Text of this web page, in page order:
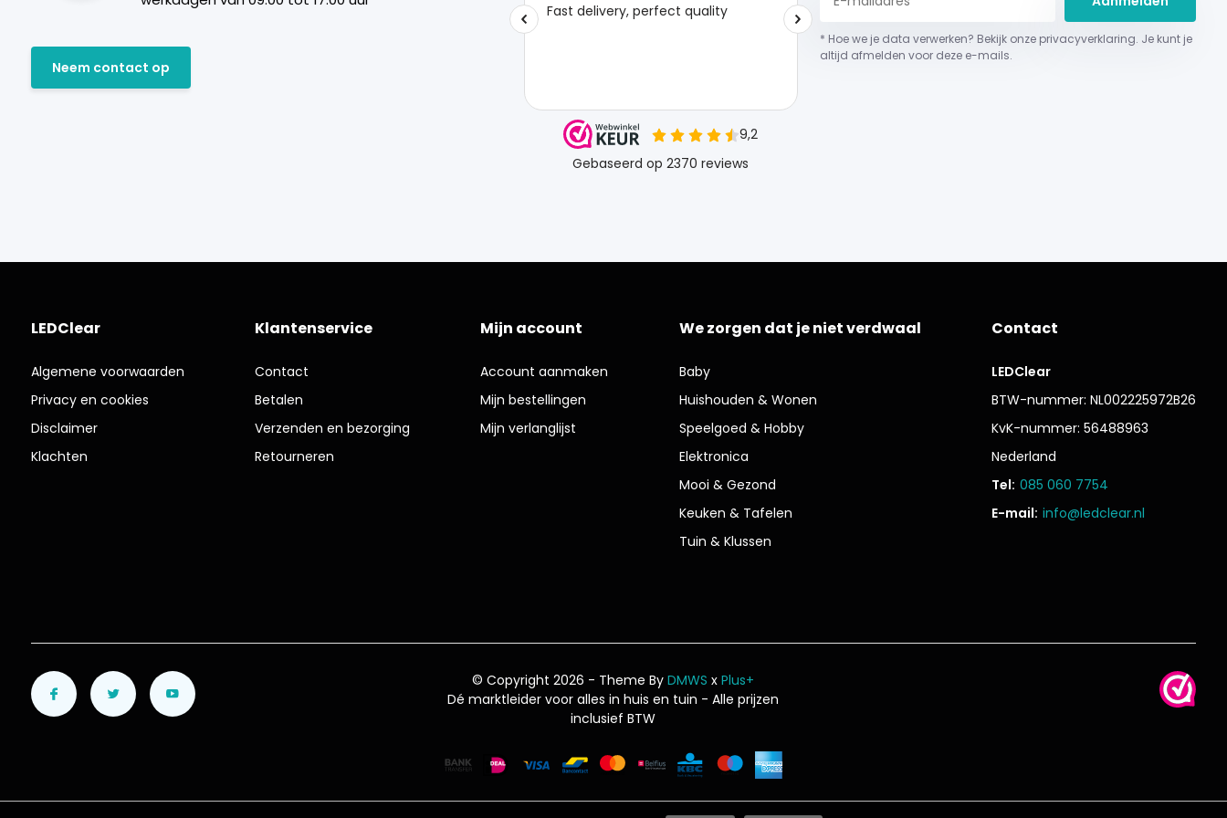
Neem contact op
* Hoe we je data verwerken? Bekijk onze privacyverklaring. Je kunt je
altijd afmelden voor deze e-mails.
LEDClear
Algemene voorwaarden
Privacy en cookies
Disclaimer
Klachten
Klantenservice
Contact
Betalen
Verzenden en bezorging
Retourneren
Mijn account
Account aanmaken
Mijn bestellingen
Mijn verlanglijst
We zorgen dat je niet verdwaal
Baby
Huishouden & Wonen
Speelgoed & Hobby
Elektronica
Mooi & Gezond
Keuken & Tafelen
Tuin & Klussen
Contact
LEDClear
BTW-nummer: NL002225972B26
KvK-nummer: 56488963
Nederland
Tel: 085 060 7754
E-mail: info@ledclear.nl
© Copyright 2026 - Theme ByDMWS xPlus+
Dé marktleider voor alles in huis en tuin - Alle prijzen
inclusief BTW